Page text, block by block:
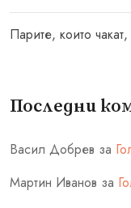
Парите, които
Последни
Васил Добрев за
Мартин Иванов за